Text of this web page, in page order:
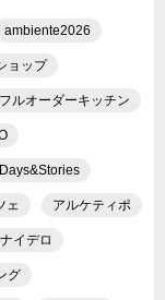
ambiente2026
ョップ
フルオーダーキッチン
Days&Stories
ェ アルケティポ
イデロ
グ